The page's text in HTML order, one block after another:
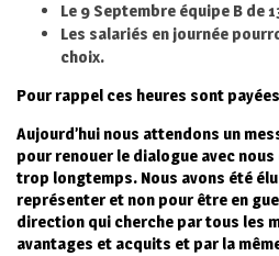
Le 9 Septembre équipe B de
Les salariés en journée
choix.
Pour rappel ces heures sont
Aujourd’hui nous attendons un
pour renouer le dialogue avec
trop longtemps. Nous avons été
représenter et non pour être en
direction qui cherche par tous les
avantages et acquits et par la